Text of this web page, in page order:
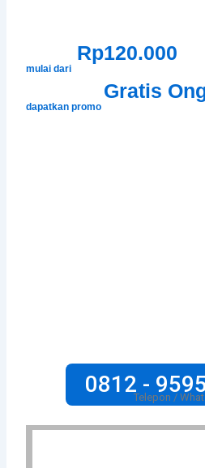
mulai dari
Rp120.000
dapatkan promo
Gratis
0812 -Telepon /